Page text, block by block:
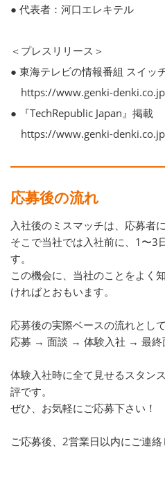
● 代表者：河口エレキテル
＜プレスリリース＞
● 東海テレビの情報番組 スイッ
https://www.genki-
● 『TechRepublic Japan』掲載
https://www.genki-
応募後の流れ
入社後のミスマッチは、応募者
そこで当社では入社前に、1〜3
す。
この機会に、当社のことをよく
ければとおもいます。
応募後の実際ベースの流れとし
応募 → 面談 → 体験入社 → 最終
体験入社時に全て見せるスタン
評です。
ぜひ、お気軽にご応募下さい！
ご応募後、2営業日以内にご連絡